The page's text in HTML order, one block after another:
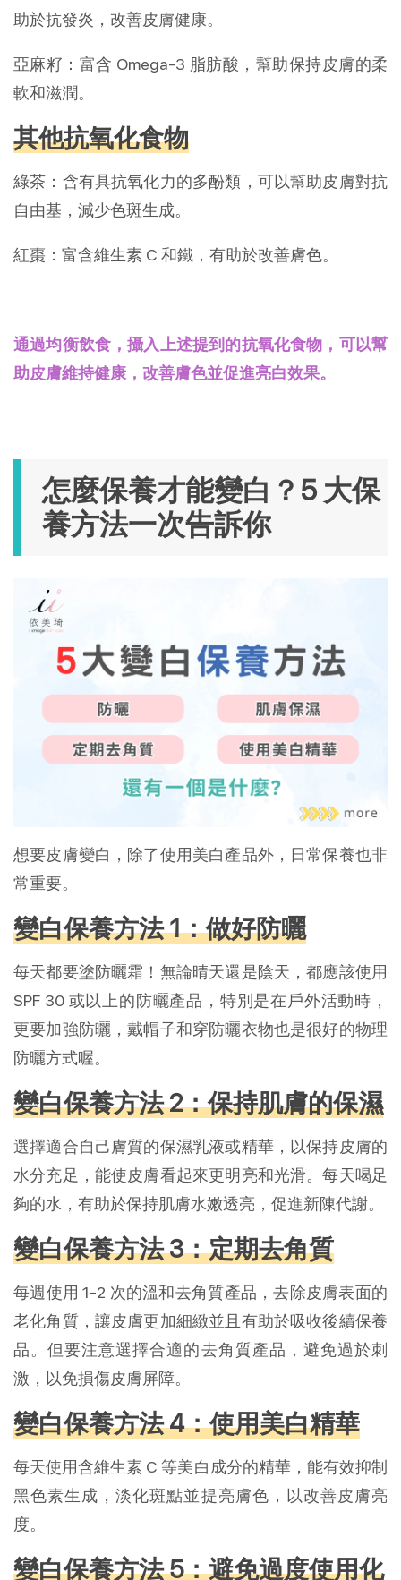
助於抗發炎，改善皮膚健康。
亞麻籽：富含 Omega-3 脂肪酸，幫助保持皮膚的柔
軟和滋潤。
其他抗氧化食物
綠茶：含有具抗氧化力的多酚類，可以幫助皮膚對抗
自由基，減少色斑生成。
紅棗：富含維生素 C 和鐵，有助於改善膚色。
通過均衡飲食，攝入上述提到的抗氧化食物，可以幫
助皮膚維持健康，改善膚色並促進亮白效果。
怎麼保養才能變白？5 大保
養方法一次告訴你
想要皮膚變白，除了使用美白產品外，日常保養也非
常重要。
變白保養方法 1：做好防曬
每天都要塗防曬霜！無論晴天還是陰天，都應該使用
SPF 30 或以上的防曬產品，特別是在戶外活動時，
更要加強防曬，戴帽子和穿防曬衣物也是很好的物理
防曬方式喔。
變白保養方法 2：保持肌膚的保濕
選擇適合自己膚質的保濕乳液或精華，以保持皮膚的
水分充足，能使皮膚看起來更明亮和光滑。每天喝足
夠的水，有助於保持肌膚水嫩透亮，促進新陳代謝。
變白保養方法 3：定期去角質
每週使用 1-2 次的溫和去角質產品，去除皮膚表面的
老化角質，讓皮膚更加細緻並且有助於吸收後續保養
品。但要注意選擇合適的去角質產品，避免過於刺
激，以免損傷皮膚屏障。
變白保養方法 4：使用美白精華
每天使用含維生素 C 等美白成分的精華，能有效抑制
黑色素生成，淡化斑點並提亮膚色，以改善皮膚亮
度。
變白保養方法 5：避免過度使用化